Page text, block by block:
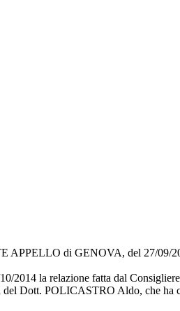
APPELLO di GENOVA, del 27/09/
2014 la relazione fatta dal
Dott. POLICASTRO Aldo, che ha